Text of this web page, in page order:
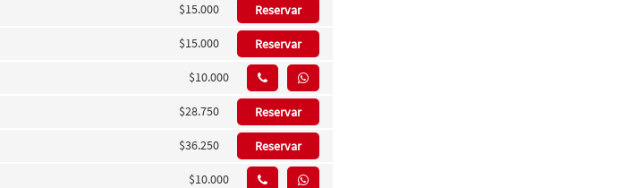
$15.000 Reservar
$15.000 Reservar
$10.000
$28.750 Reservar
$36.250 Reservar
$10.000